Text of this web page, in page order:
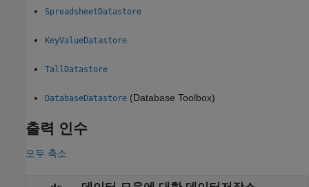
SpreadsheetDatastore
KeyValueDatastore
TallDatastore
DatabaseDatastore (Database Toolbox)
출력 인수
모두 축소